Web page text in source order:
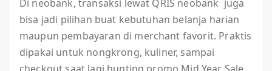
Di neobank, transaksi lewat QRIS neobank juga
bisa jadi pilihan buat kebutuhan belanja harian
maupun pembayaran di merchant favorit. Praktis
dipakai untuk nongkrong, kuliner, sampai